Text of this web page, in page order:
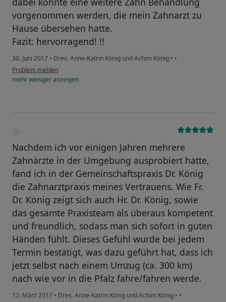
vorgenommen werden, die mein Zahnarzt zu
Hause übersehen hatte.
Fazit: hervorragend! !!
30. Juni 2017 • Dres. Anne-Katrin König und Achim König • •
Problem melden
mehrwenigeranzeigen
Nachdem ich vor einigen Jahren mehrere
Zahnärzte in der Umgebung ausprobiert hatte,
fand ich in der Gemeinschaftspraxis Dr. König
die Zahnarztpraxis meines Vertrauens. Wie Fr.
Dr. König zeigt sich auch Hr. Dr. König, sowie
das gesamte Praxisteam als überaus kompetent
und freundlich, sodass man sich sofort in guten
Händen fühlt. Dieses Gefühl wurde bei jedem
Termin bestätigt, was dazu geführt hat, dass ich
jetzt selbst nach einem Umzug (ca. 300 km)
nach wie vor in die Pfalz fahre/fahren werde.
12. März 2017 • Dres. Anne-Katrin König und Achim König • •